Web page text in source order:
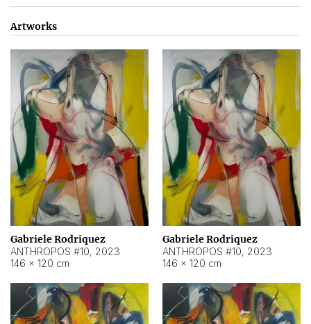
Artworks
Gabriele Rodriquez
ANTHROPOS #10, 2023
146 × 120 cm
Gabriele Rodriquez
ANTHROPOS #10, 2023
146 × 120 cm